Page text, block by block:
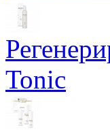
Tonic